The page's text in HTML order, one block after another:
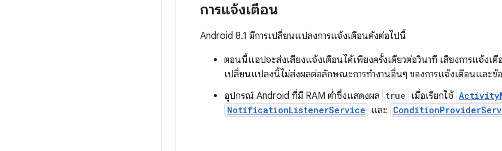
การแจ้งเตือน
Android 8.1 มีการเปลี่ยนแปลงการแจ้งเตือนดังต่อไปนี้
ตอนนี้แอปจะส่งเสียงแจ้งเตือนได้เพียงครั้งเดียวต่อวินาที เสียงการแจ้งเ
เปลี่ยนแปลงนี้ไม่ส่งผลต่อลักษณะการทํางานอื่นๆ ของการแจ้งเตือนและข้
อุปกรณ์ Android ที่มี RAM ต่ำซึ่งแสดงผล true เมื่อเรียกใช้
NotificationListenerService และ